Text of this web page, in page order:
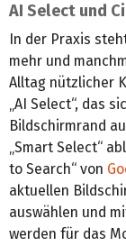
AI Select und
In der Praxis
mehr und
Alltag nützlicher
„AI Select“, das
Bildschirmrand
„Smart Select“
to Search“ von
aktuellen
auswählen und
werden für das